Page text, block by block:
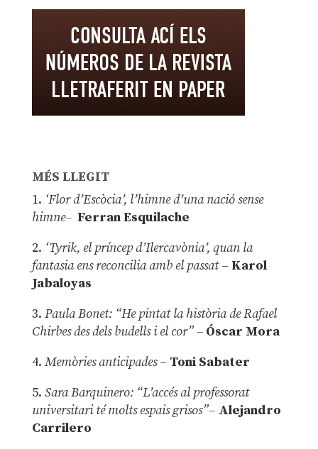
MÉS LLEGIT
1. ‘Flor d’Escòcia’, l’himne d’una nació sense
himne– Ferran Esquilache
2. ‘Tyrik, el príncep d’Ilercavònia’, quan la
fantasia ens reconcilia amb el passat– Karol
Jabaloyas
3. Paula Bonet: “He pintat la història de Rafael
Chirbes des dels budells i el cor” –Óscar Mora
4. Memòries anticipades– Toni Sabater
5. Sara Barquinero: “L’accés al professorat
universitari té molts espais grisos”– Alejandro
Carrilero